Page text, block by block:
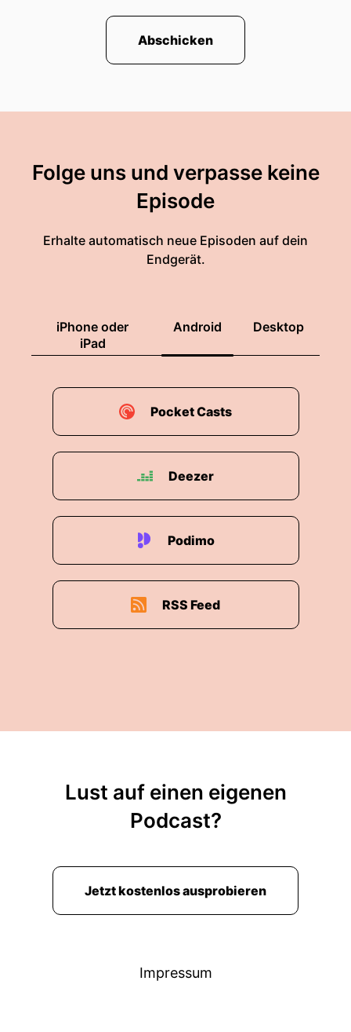
Abschicken
Folge uns und verpasse keine
Episode
Erhalte automatisch neue Episoden auf dein
Endgerät.
iPhone oder
iPad
Android Desktop
Pocket Casts
Deezer
Podimo
RSS Feed
Lust auf einen eigenen
Podcast?
Jetzt kostenlos ausprobieren
Impressum